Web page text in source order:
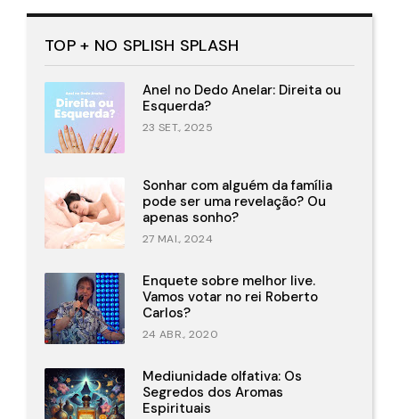
TOP + NO SPLISH SPLASH
Anel no Dedo Anelar: Direita ou
Esquerda?
23 SET., 2025
Sonhar com alguém da família
pode ser uma revelação? Ou
apenas sonho?
27 MAI., 2024
Enquete sobre melhor live.
Vamos votar no rei Roberto
Carlos?
24 ABR., 2020
Mediunidade olfativa: Os
Segredos dos Aromas
Espirituais